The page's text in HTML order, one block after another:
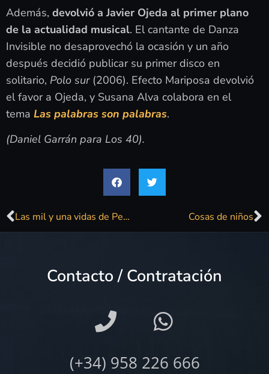
Además, devolvió a Javier Ojeda al primer plano
de la actualidad musical. El cantante de Danza
Invisible no desaprovechó la ocasión y un año
después decidió publicar su primer disco en
solitario, Polo sur(2006). Efecto Mariposa devolvió
el favor a Ojeda, y Susana Alva colabora en el
tema Las palabras son palabras.
(Daniel Garrán para Los 40).
Las mil y una vidas de Pepa Flores Cosas de niños
Contacto / Contratación
(+34) 958 226 666